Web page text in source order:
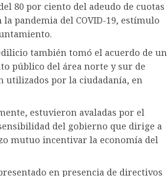
80 por ciento del adeudo de cuotas
pandemia del COVID-19, estímulo
también tomó el acuerdo de un
público del área norte y sur de
utilizados por la ciudadanía, en
estuvieron avaladas por el
del gobierno que dirige a
mutuo incentivar la economía del
en presencia de directivos